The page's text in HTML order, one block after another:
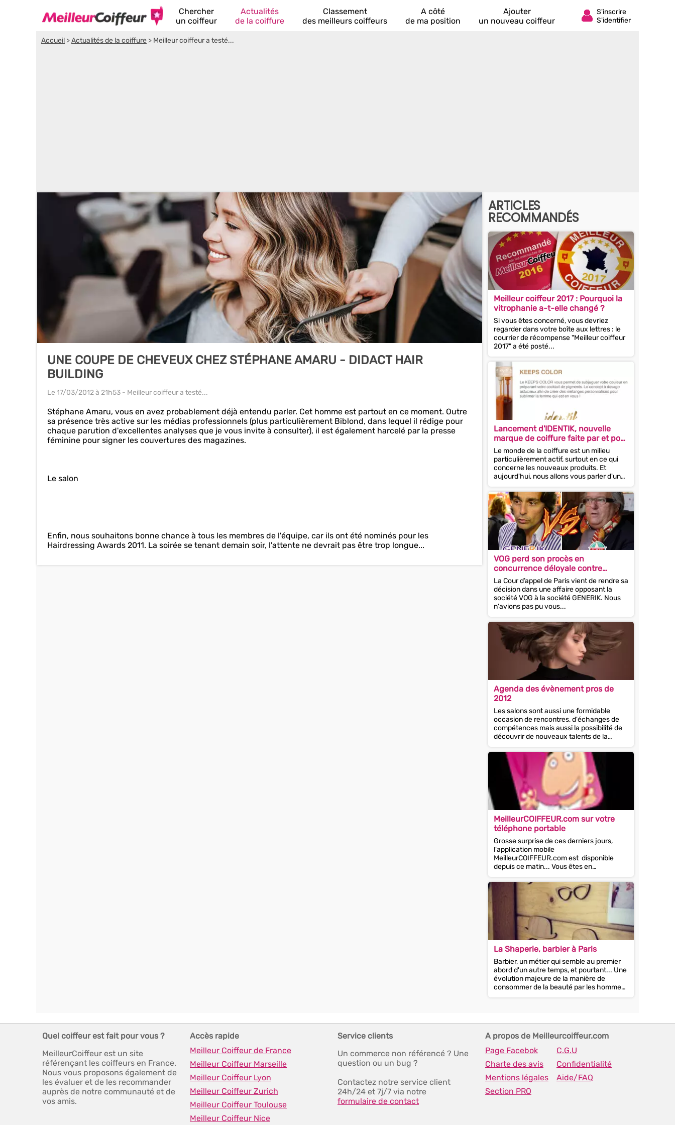
Chercher
un coiffeur
Actualités
de la coiffure
Classement
des meilleurs coiffeurs
A côté
de ma position
Ajouter
un nouveau coiffeur
Accueil >Actualités de la coiffure > Meilleur coiffeur a testé...
UNE COUPE DE CHEVEUX CHEZ STÉPHANE AMARU - DIDACT HAIR
BUILDING
Le 17/03/2012à 21h53 - Meilleur coiffeur a testé...
Stéphane Amaru, vous en avez probablement déjà entendu parler. Cet homme est partout en ce moment. Outre
sa présence très active sur les médias professionnels (plus particulièrement Biblond, dans lequel il rédige pour
chaque parution d'excellentes analyses que je vous invite à consulter), il est également harcelé par la presse
féminine pour signer les couvertures des magazines.
Le salon
Enfin, nous souhaitons bonne chance à tous les membres de l'équipe, car ils ont été nominés pour les
Hairdressing Awards 2011. La soirée se tenant demain soir, l'attente ne devrait pas être trop longue...
ARTICLES
RECOMMANDÉS
Meilleur coiffeur 2017 : Pourquoi la
vitrophanie a-t-elle changé ?
Si vous êtes concerné, vous devriez
regarder dans votre boîte aux lettres : le
courrier de récompense "Meilleur coiffeur
2017" a été posté...
Lancement d'IDENTIK, nouvelle
marque de coiffure faite par et pour
les coiffeurs !
Le monde de la coiffure est un milieu
particulièrement actif, surtout en ce qui
concerne les nouveaux produits. Et
aujourd'hui, nous allons vous parler d'une
marque qui sera...
VOG perd son procès en
concurrence déloyale contre
GENERIK !
La Cour d’appel de Paris vient de rendre sa
décision dans une affaire opposant la
société VOG à la société GENERIK. Nous
n'avions pas pu vous...
Agenda des évènement pros de
2012
Les salons sont aussi une formidable
occasion de rencontres, d'échanges de
compétences mais aussi la possibilité de
découvrir de nouveaux talents de la
coiffure. En effet, il n'y a pas de télé...
MeilleurCOIFFEUR.com sur votre
téléphone portable
Grosse surprise de ces derniers jours,
l'application mobile
MeilleurCOIFFEUR.com est disponible
depuis ce matin... Vous êtes en
déplacement dans une ville en France,
vous avez besoin d'un...
La Shaperie, barbier à Paris
Barbier, un métier qui semble au premier
abord d'un autre temps, et pourtant... Une
évolution majeure de la manière de
consommer de la beauté par les hommes
est en train de s'opérer. En effet,...
Quel coiffeur est fait pour vous ?
MeilleurCoiffeur est un site
référençant les coiffeurs en France.
Nous vous proposons également de
les évaluer et de les recommander
auprès de notre communauté et de
vos amis.
Accès rapide
Meilleur Coiffeur de France
Meilleur Coiffeur Marseille
Meilleur Coiffeur Lyon
Meilleur Coiffeur Zurich
Meilleur Coiffeur Toulouse
Meilleur Coiffeur Nice
Service clients
Un commerce non référencé ? Une
question ou un bug ?
Contactez notre service client
24h/24 et 7j/7 via notre
formulaire de contact
A propos de Meilleurcoiffeur.com
Page Facebok
C.G.U
Charte des avis
Confidentialité
Mentions légales
Aide/FAQ
Section PRO